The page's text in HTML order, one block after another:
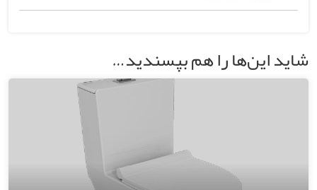
شاید این‌ها را هم بپسندید…